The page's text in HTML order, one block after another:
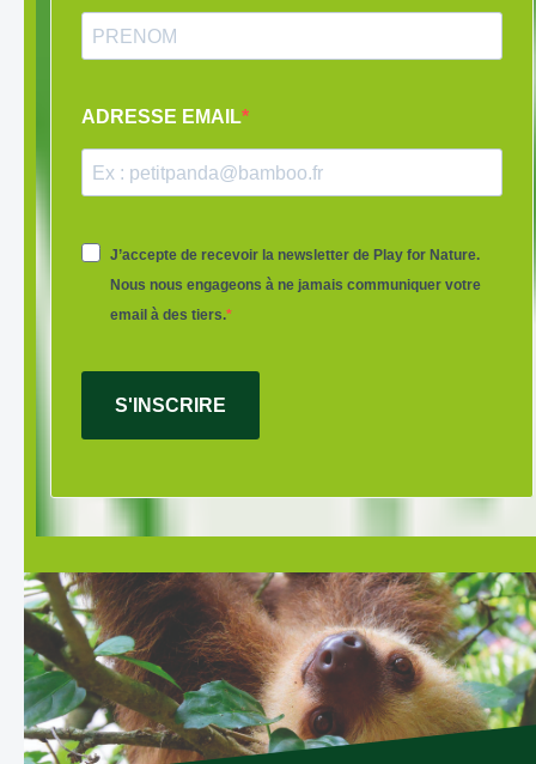
ADRESSE EMAIL
J’accepte de recevoir la newsletter de Play for Nature.
Nous nous engageons à ne jamais communiquer votre
email à des tiers.
S'INSCRIRE